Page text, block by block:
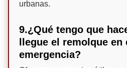
urbanas.
9.¿Qué tengo que
llegue el remolque en
emergencia?